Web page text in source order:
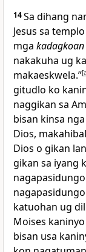
14Sa dihang
Jesus sa
mga
nakakuha ug
makaeskwela.”[a
gitudlo ko
naggikan sa
bisan kinsa
Dios,
Dios o gikan
gikan sa iyang
katuohan ug
Moises
bisan usa